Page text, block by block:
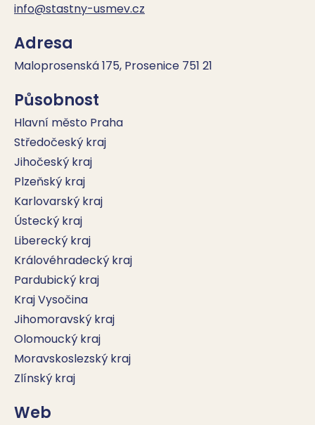
info@stastny-usmev.cz
Adresa
Maloprosenská 175, Prosenice 751 21
Působnost
Hlavní město Praha
Středočeský kraj
Jihočeský kraj
Plzeňský kraj
Karlovarský kraj
Ústecký kraj
Liberecký kraj
Královéhradecký kraj
Pardubický kraj
Kraj Vysočina
Jihomoravský kraj
Olomoucký kraj
Moravskoslezský kraj
Zlínský kraj
Web